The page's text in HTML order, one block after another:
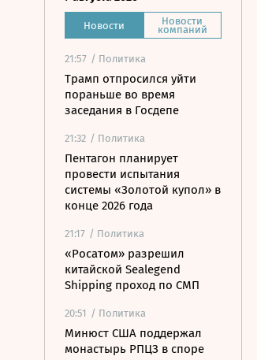
Новости Новости
компаний
21:57 / Политика
Трамп отпросился уйти
пораньше во время
заседания в Госдепе
21:32 / Политика
Пентагон планирует
провести испытания
системы «Золотой купол» в
конце 2026 года
21:17 / Политика
«Росатом» разрешил
китайской Sealegend
Shipping проход по СМП
20:51 / Политика
Минюст США поддержал
монастырь РПЦЗ в споре